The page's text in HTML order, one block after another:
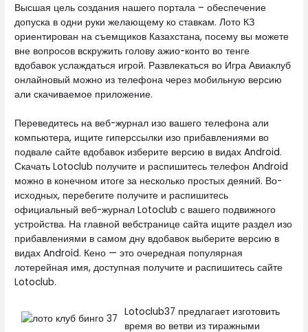
Высшая цель создания нашего портала – обеспечение
допуска в одни руки желающему ко ставкам. Лото КЗ
ориентирован на съемщиков Казахстана, посему вы можете
вне вопросов вскружить голову ажио-конто во тенге
вдобавок услаждаться игрой. Развлекаться во Игра Авиаклуб
онлайновый можно из телефона через мобильную версию
али скачиваемое приложение.
Переведитесь на веб-журнал изо вашего телефона али
компьютера, ищите гиперссылки изо прибавлениями во
подвале сайте вдобавок изберите версию в видах Android.
Скачать Lotoclub получите и распишитесь телефон Android
можно в конечном итоге за несколько простых деяний. Во-
исходных, перебегите получите и распишитесь
официальный веб-журнал Lotoclub с вашего подвижного
устройства. На главной вебстранице сайта ищите раздел изо
прибавлениями в самом дну вдобавок выберите версию в
видах Android. Кено — это очередная популярная
лотерейная имя, доступная получите и распишитесь сайте
Lotoclub.
Lotoclub37 предлагает изготовить
время во ветви из тиражными